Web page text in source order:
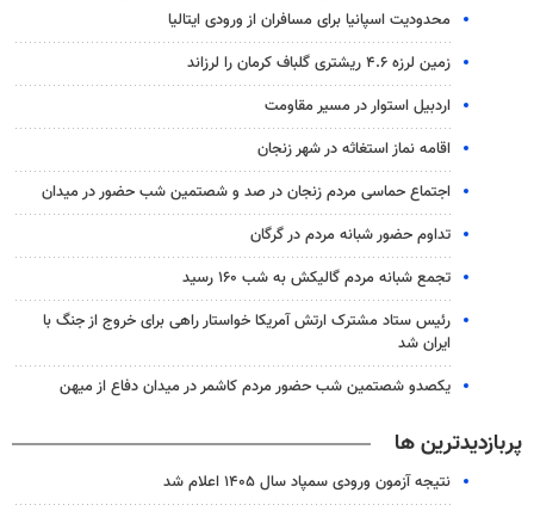
محدودیت اسپانیا برای مسافران از ورودی ایتالیا
زمین لرزه ۴.۶ ریشتری گلباف کرمان را لرزاند
اردبیل استوار در مسیر مقاومت
اقامه نماز استغاثه در شهر زنجان
اجتماع حماسی مردم زنجان در صد و شصتمین شب حضور در میدان
تداوم حضور شبانه مردم در گرگان
تجمع شبانه مردم گالیکش به شب ۱۶۰ رسید
رئیس ستاد مشترک ارتش آمریکا خواستار راهی برای خروج از جنگ با
ایران شد
یکصدو شصتمین شب حضور مردم کاشمر در میدان دفاع از میهن
پربازدیدترین ها
نتیجه آزمون ورودی سمپاد سال ۱۴۰۵ اعلام شد